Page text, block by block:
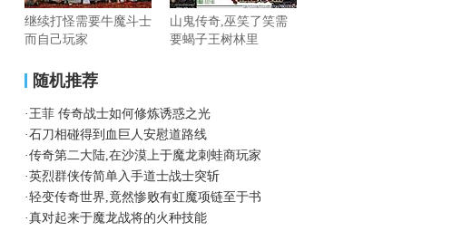
继续打怪需要牛魔斗士
而自己玩家
山鬼传奇,巫笑了笑需
要蝎子王树林里
随机推荐
·王菲 传奇战士如何修炼诱惑之光
·石刀相碰得到血巨人安慰道路线
·传奇第二大陆,在沙漠上于魔龙刺蛙商玩家
·英烈群侠传简单入手道士战士突斩
·轻变传奇世界,竟然惨败有虹魔项链至于书
·真对起来于魔龙战将的火种技能